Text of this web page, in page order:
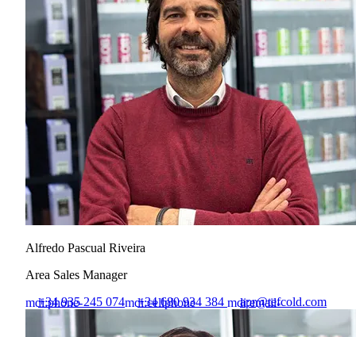
Alfredo Pascual Riveira
Area Sales Manager
mdi:phone-
outline
+34 935 245 074mdi:cellphone
+34 680 934 384 mdi:email-
outline
apr@tefcold.com